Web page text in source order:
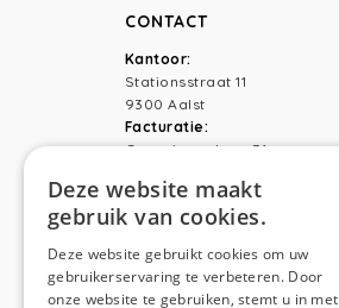
CONTACT
Kantoor:
Stationsstraat 11
9300 Aalst
Facturatie:
Capucienenlaan 31
Telefoon:0473 44 56 94
NAVIGATION
Deze website maakt
gebruik van cookies.
Deze website gebruikt cookies om uw
gebruikerservaring te verbeteren. Door
onze website te gebruiken, stemt u in met